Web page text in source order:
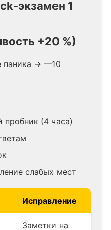
экзамен 1
+20 %)
паника → —10
пробник (4 часа)
слабых мест
Исправление
Заметки на